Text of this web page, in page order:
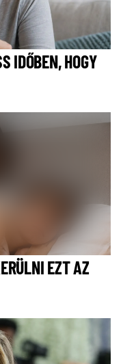
IDŐBEN, HOGY
EZT AZ